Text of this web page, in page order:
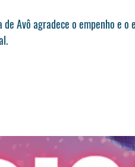
de Avô agradece o empenho e